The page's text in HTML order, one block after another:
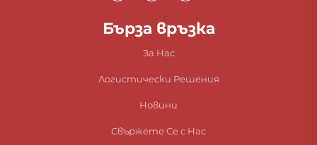
Бърза връзка
За Нас
Логистически Решения
Новини
Свържете Се с Нас